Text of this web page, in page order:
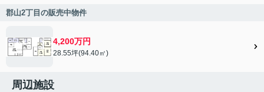
郡山2丁目の販売中物件
4,200万円
28.55坪(94.40㎡)
周辺施設